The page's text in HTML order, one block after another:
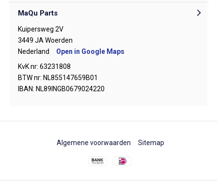
MaQu Parts
Kuipersweg 2V
3449 JA Woerden
Nederland
Open in Google Maps
KvK nr: 63231808
BTW nr: NL855147659B01
IBAN: NL89INGB0679024220
Algemene voorwaarden Sitemap